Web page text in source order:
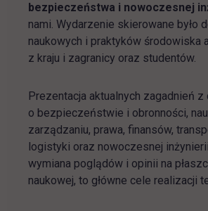
bezpieczeństwa i nowoczesnej
nami. Wydarzenie skierowane było
naukowych i praktyków środowiska
z kraju i zagranicy oraz studentów.
Prezentacja aktualnych zagadnień z
o bezpieczeństwie i obronności,
zarządzaniu, prawa, finansów,
logistyki oraz nowoczesnej
wymiana poglądów i opinii na
naukowej, to główne cele realizacji